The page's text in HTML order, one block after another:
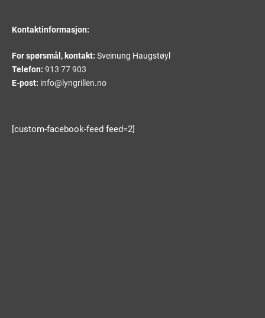
Kontaktinformasjon:
For spørsmål, kontakt: Sveinung Haugstøyl
Telefon: 913 77 903
E-post: info@lyngrillen.no
[custom-facebook-feed feed=2]